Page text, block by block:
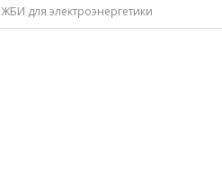
ЖБИ для электроэнергетики